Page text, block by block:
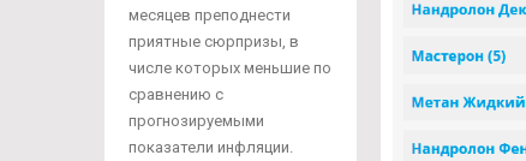
месяцев преподнести
приятные сюрпризы, в
числе которых меньшие по
сравнению с
прогнозируемыми
показатели инфляции.